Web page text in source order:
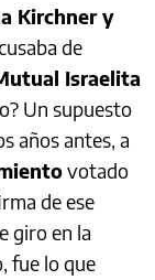
Kirchner y
de
Israelita
Un supuesto
años antes, a
votado
de ese
giro en la
fue lo que